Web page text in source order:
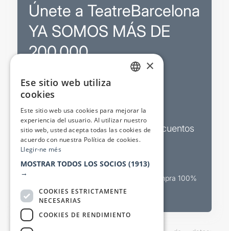
Únete a TeatreBarcelona
YA SOMOS MÁS DE
200.000
Promociones
Sorteos exclusivos
Boletines de actualidad y descuentos
Valora espectáculos
Canal oficial de venta teatral Compra 100%
segura
×
Ese sitio web utiliza
cookies
Este sitio web usa cookies para mejorar la
experiencia del usuario. Al utilizar nuestro
sitio web, usted acepta todas las cookies de
acuerdo con nuestra Política de cookies.
Llegir-ne més
MOSTRAR TODOS LOS SOCIOS (1913)
→
COOKIES ESTRICTAMENTE
NECESARIAS
COOKIES DE RENDIMIENTO